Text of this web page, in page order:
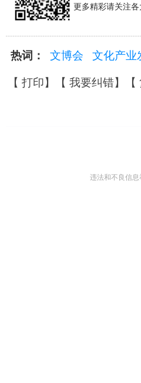
更多精彩请关注
热词： 文博会 文化产业
【 打印】【 我要纠错】【
违法和不良信息